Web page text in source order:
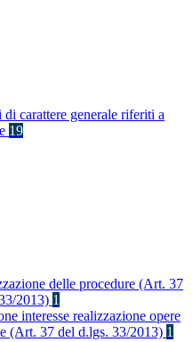
carattere generale riferiti a
19
delle procedure (Art. 37
2013) 1
interesse realizzazione opere
(Art. 37 del d.lgs. 33/2013) 1